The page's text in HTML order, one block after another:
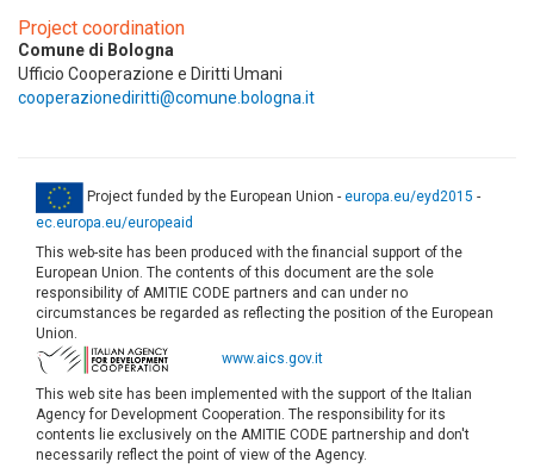
Project coordination
Comune di Bologna
Ufficio Cooperazione e Diritti Umani
cooperazionediritti@comune.bologna.it
Project funded by the European Union - europa.eu/eyd2015 -
ec.europa.eu/europeaid
This web-site has been produced with the financial support of the
European Union. The contents of this document are the sole
responsibility of AMITIE CODE partners and can under no
circumstances be regarded as reflecting the position of the European
Union.
www.aics.gov.it
This web site has been implemented with the support of the Italian
Agency for Development Cooperation. The responsibility for its
contents lie exclusively on the AMITIE CODE partnership and don't
necessarily reflect the point of view of the Agency.